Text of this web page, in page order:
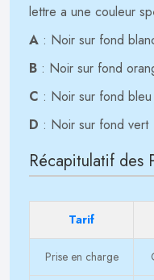
lettre a une couleur
A : Noir sur fond
B : Noir sur fond
C : Noir sur fond bleu
D : Noir sur fond vert
Récapitulatif des
Tarif
Prise en charge